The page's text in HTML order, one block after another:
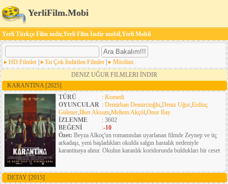
YerliFilm.Mobi
Yerli Türkçe Film indir,Yerli Film İndir mobil,Yerli Mobil
HD Filmler En Çok İndirilen Filmler
Müslüm
DENIZ UĞUR FILMLERI İNDIR
KARANTINA [2025]
TÜRÜ
: Komedi
OYUNCULAR : Demirhan Demircioğlu,Deniz Uğur,Erdinç
Gülener,İlker Aksum,Meltem Akçöl,Onur Bay
İZLENME
: 3602
BEĞENİ
:-10
Özet: Beyza Alkoç'un romanından uyarlanan filmde Zeynep ve üç
arkadaşı, yeni başladıkları okulda salgın hastalık nedeniyle
karantinaya alınır. Okulun karanlık koridorunda buldukları bir ceset
DETAY [2015]